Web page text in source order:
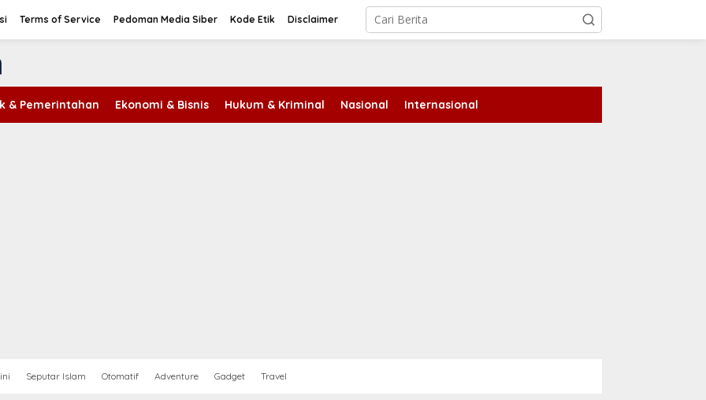
Terms of Service Pedoman Media Siber Kode Etik Disclaimer
& Pemerintahan Ekonomi & Bisnis Hukum & Kriminal Nasional Internasional
Seputar Islam Otomatif Adventure Gadget Travel